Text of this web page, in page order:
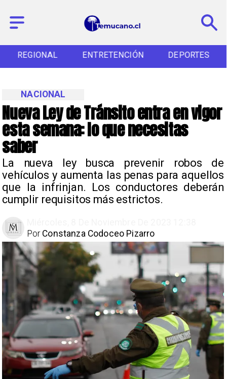
REGIONAL ENTRETENCIÓN DEPORTES
Nueva Ley de Tránsito entra en vigor
esta semana: lo que necesitas
saber
La nueva ley busca prevenir robos de
vehículos y aumenta las penas para aquellos
que la infrinjan. Los conductores deberán
cumplir requisitos más estrictos.
NACIONAL
Constanza Codoceo Pizarro
Por